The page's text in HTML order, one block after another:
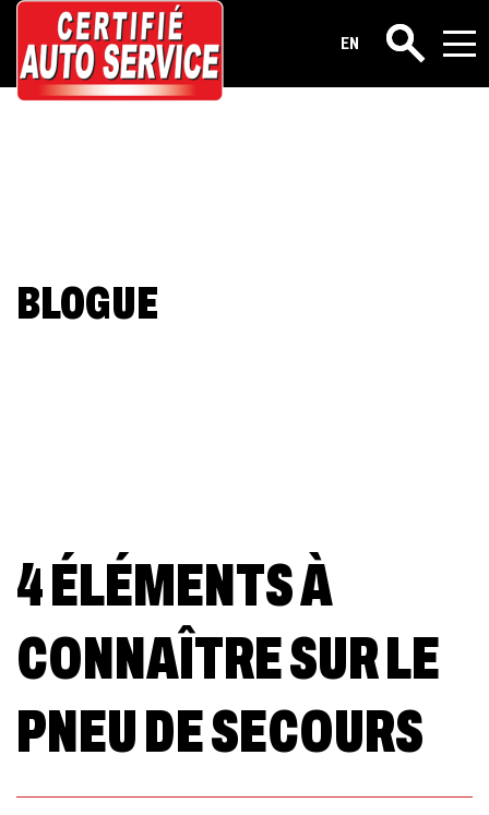
EN Rechercher
BLOGUE
4 ÉLÉMENTS À
CONNAÎTRE SUR LE
PNEU DE SECOURS